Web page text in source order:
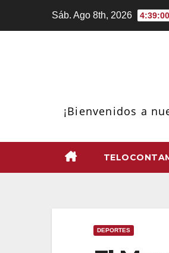
Sáb. Ago 8th, 2026
¡Bienvenidos a
DEPORTES